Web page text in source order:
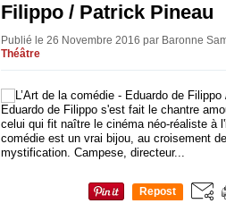
Filippo / Patrick Pineau
Publié le 26 Novembre 2016 par Baronne
Théâtre
Eduardo de Filippo s'est fait le chantre
celui qui fit naître le cinéma néo-réaliste à
comédie est un vrai bijou, au croisement
mystification. Campese, directeur...
Repost